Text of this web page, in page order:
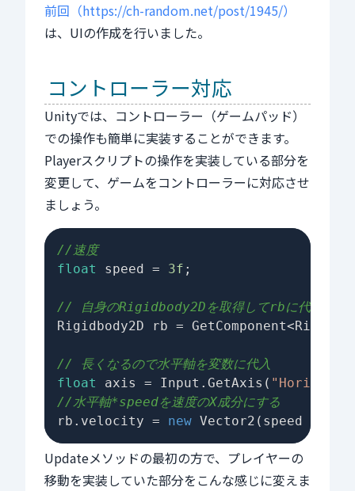
前回（https://ch-random.net/post/1945/）
は、UIの作成を行いました。
コントローラー対応
Unityでは、コントローラー（ゲームパッド）
での操作も簡単に実装することができます。
Playerスクリプトの操作を実装している部分を
変更して、ゲームをコントローラーに対応させ
ましょう。
//速度
float
speed = 3f ;
// 自身のRigidbody2Dを取得してrbに代入
Rigidbody2D rb =
// 長くなるので水平軸を変数に代入
float
axis = Input.GetAxis(
//水平軸*speedを速度のX成分にする
rb.velocity = new Vector2(speed *
Updateメソッドの最初の方で、プレイヤーの
移動を実装していた部分をこんな感じに変えま